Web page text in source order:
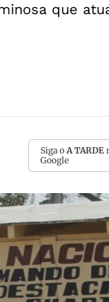
que
Siga o A TARDE
Google